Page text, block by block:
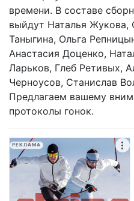
времени. В составе
выйдут Наталья Жукова,
Таныгина, Ольга
Анастасия Доценко,
Ларьков, Глеб Ретивых,
Черноусов, Станислав
Предлагаем вашему
протоколы гонок.
РЕКЛАМА